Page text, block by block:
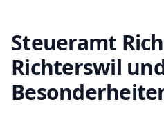
Steueramt
Richterswil